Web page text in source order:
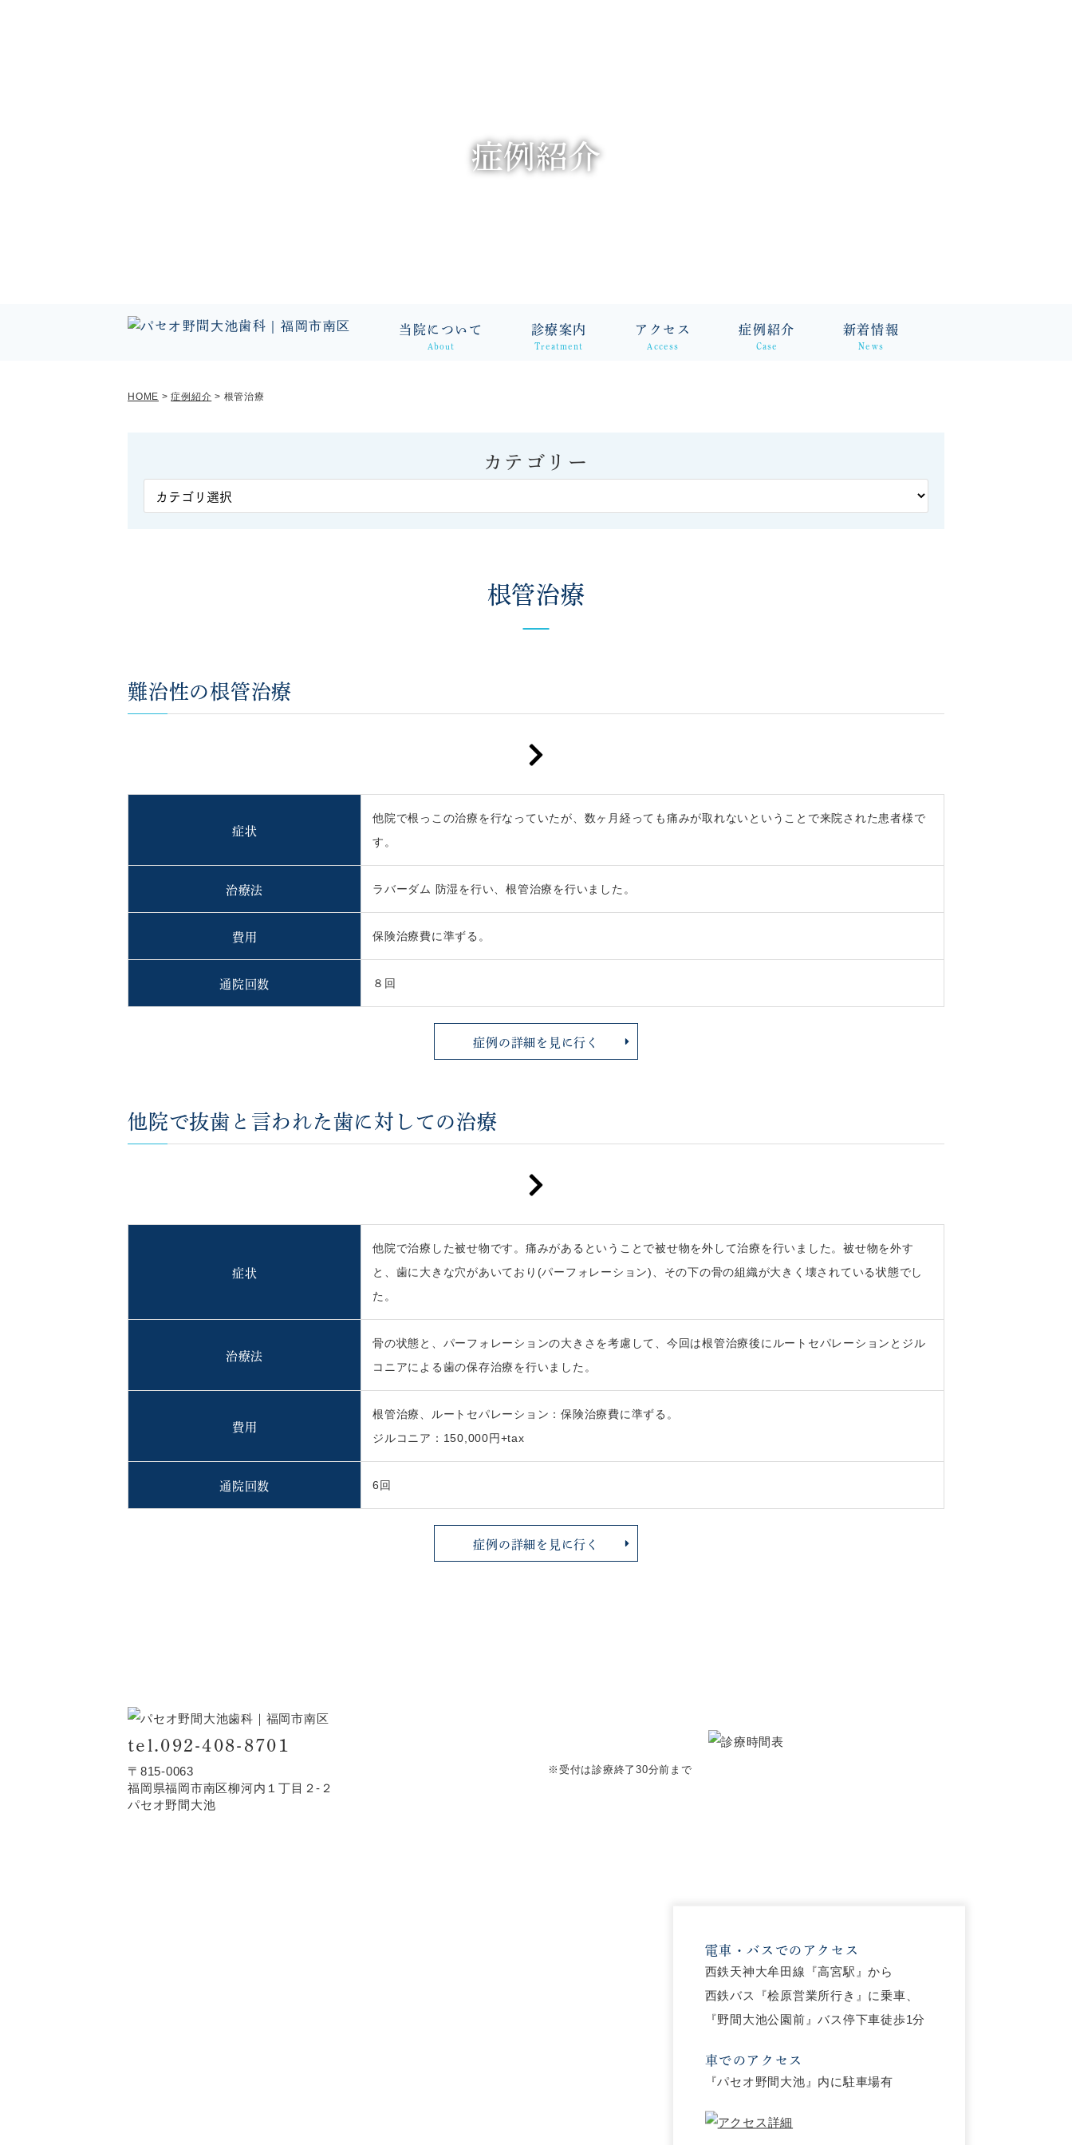
症例紹介
当院について
About
診療案内
Treatment
アクセス
Access
症例紹介
Case
新着情報
News
HOME >症例紹介 > 根管治療
カテゴリー
根管治療
難治性の根管治療
症状
他院で根っこの治療を行なっていたが、数ヶ月経っても痛みが取れないということで来院された患者様で
す。
治療法 ラバーダム 防湿を行い、根管治療を行いました。
費用 保険治療費に準ずる。
通院回数 ８回
症例の詳細を見に行く
他院で抜歯と言われた歯に対しての治療
症状
他院で治療した被せ物です。痛みがあるということで被せ物を外して治療を行いました。被せ物を外す
と、歯に大きな穴があいており(パーフォレーション)、その下の骨の組織が大きく壊されている状態でし
た。
治療法
骨の状態と、パーフォレーションの大きさを考慮して、今回は根管治療後にルートセパレーションとジル
コニアによる歯の保存治療を行いました。
費用
根管治療、ルートセパレーション：保険治療費に準ずる。
ジルコニア：150,000円+tax
通院回数 6回
症例の詳細を見に行く
tel.092-408-8701
〒815-0063
福岡県福岡市南区柳河内１丁目２-２
パセオ野間大池
※受付は診療終了30分前まで
電車・バスでのアクセス
西鉄天神大牟田線『高宮駅』から
西鉄バス『桧原営業所行き』に乗車、
『野間大池公園前』バス停下車徒歩1分
車でのアクセス
『パセオ野間大池』内に駐車場有